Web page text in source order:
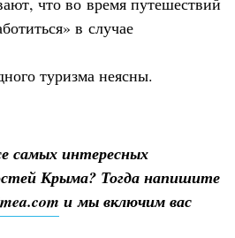
в случае
туризма неясны.
самых интересных
Крыма? Тогда напишите
и мы включим вас